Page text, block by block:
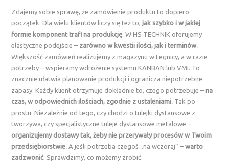
Zdajemy sobie sprawę, że zamówienie produktu to dopiero
początek. Dla wielu klientów liczy się też to,jak szybko i w jakiej
formie komponent trafi na produkcję . W HS TECHNIK oferujemy
elastyczne podejście – zarówno w kwestii ilości, jak i terminów.
Większość zamówień realizujemy z magazynu w Legnicy, a w razie
potrzeby – wspieramy wdrożenie systemu KANBAN lub VMI. To
znacznie ułatwia planowanie produkcji i ogranicza niepotrzebne
zapasy. Każdy klient otrzymuje dokładnie to, czego potrzebuje –na
czas, w odpowiednich ilościach, zgodnie z ustaleniami. Tak po
prostu. Niezależnie od tego, czy chodzi o tulejki dystansowe z
tworzywa, czy specjalistyczne tuleje dystansowe metalowe –
organizujemy dostawy tak, żeby nie przerywały procesów w Twoim
przedsiębiorstwie. A jeśli potrzeba czegoś „na wczoraj” –warto
zadzwonić . Sprawdzimy, co możemy zrobić.